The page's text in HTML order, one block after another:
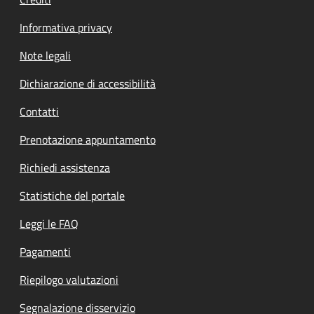
Informativa privacy
Note legali
Dichiarazione di accessibilità
Contatti
Prenotazione appuntamento
Richiedi assistenza
Statistiche del portale
Leggi le FAQ
Pagamenti
Riepilogo valutazioni
Segnalazione disservizio